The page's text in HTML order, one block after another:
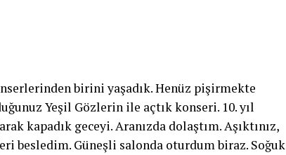
birini yaşadık. Henüz pişirmekte
Yeşil Gözlerin ile açtık konseri. 10. yıl
kapadık geceyi. Aranızda dolaştım. Aşıktınız,
besledim. Güneşli salonda oturdum biraz. Soğuk